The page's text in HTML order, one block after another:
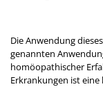
Die Anwendung
genannten
homöopathischer
Erkrankungen ist eine